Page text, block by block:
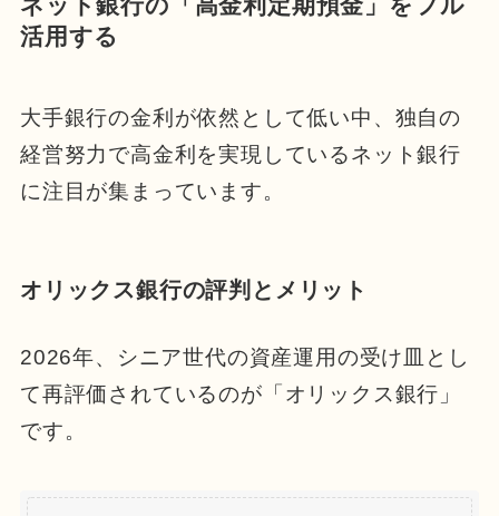
ネット銀行の「高金利定期預金」をフル
活用する
大手銀行の金利が依然として低い中、独自の
経営努力で高金利を実現しているネット銀行
に注目が集まっています。
オリックス銀行の評判とメリット
2026年、シニア世代の資産運用の受け皿とし
て再評価されているのが「オリックス銀行」
です。